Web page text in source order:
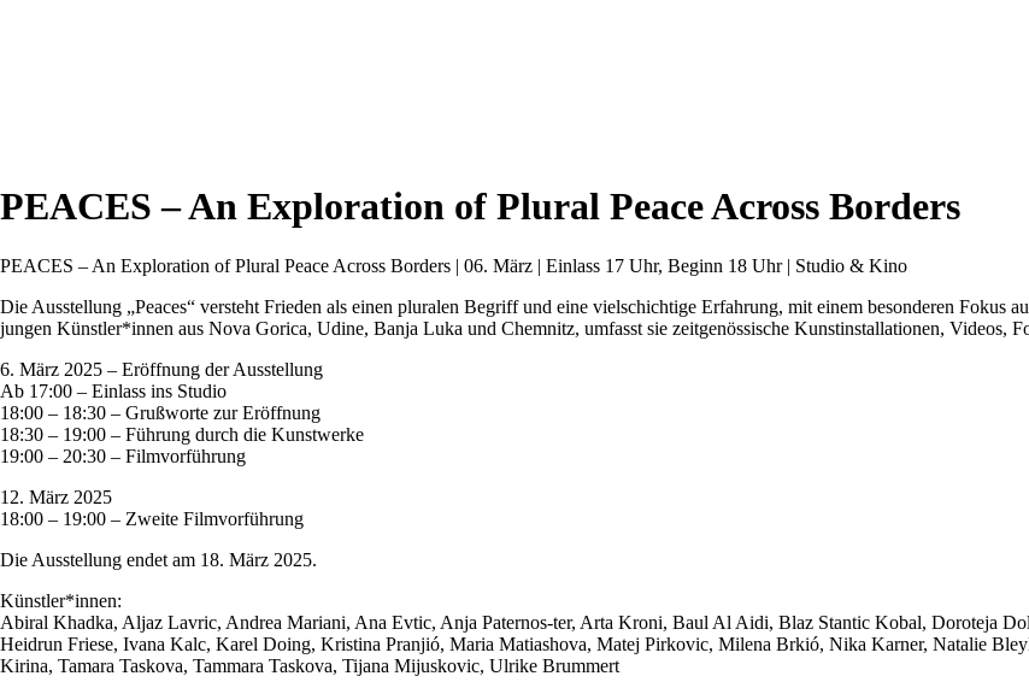
PEACES – An Exploration of Plural Peace Across Borders
PEACES – An Exploration of Plural Peace Across Borders | 06. März | Einlass 17 Uhr, Beginn 18 Uhr | Studio & Kino
Die Ausstellung „Peaces“ versteht Frieden als einen pluralen Begriff und eine vielschichtige Erfahrung, mit einem besonderen Fokus
jungen Künstler*innen aus Nova Gorica, Udine, Banja Luka und Chemnitz, umfasst sie zeitgenössische Kunstinstallationen, Videos,
6. März 2025 – Eröffnung der Ausstellung
Ab 17:00 – Einlass ins Studio
18:00 – 18:30 – Grußworte zur Eröffnung
18:30 – 19:00 – Führung durch die Kunstwerke
19:00 – 20:30 – Filmvorführung
12. März 2025
18:00 – 19:00 – Zweite Filmvorführung
Die Ausstellung endet am 18. März 2025.
Künstler*innen:
Abiral Khadka, Aljaz Lavric, Andrea Mariani, Ana Evtic, Anja Paternos-ter, Arta Kroni, Baul Al Aidi, Blaz Stantic Kobal, Doroteja
Heidrun Friese, Ivana Kalc, Karel Doing, Kristina Pranjió, Maria Matiashova, Matej Pirkovic, Milena Brkió, Nika Karner, Natalie
Kirina, Tamara Taskova, Tammara Taskova, Tijana Mijuskovic, Ulrike Brummert